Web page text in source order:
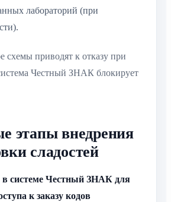
лабораторий (при
приводят к отказу при
Честный ЗНАК блокирует
этапы внедрения
сладостей
в системе Честный ЗНАК для
к заказу кодов